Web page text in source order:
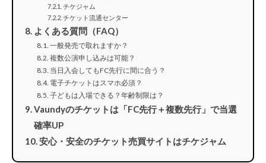
チケジャム
チケット流通センター
よくある質問（FAQ）
一般発売で取れますか？
複数公演申し込みは可能？
当日入会してもFC先行に間に合う？
電子チケットはスマホ必須？
子どもは入場できる？年齢制限は？
Vaundyのチケットは「FC先行＋複数先行」で当選
確率UP
安心・安全のチケット売買サイトはチケジャム